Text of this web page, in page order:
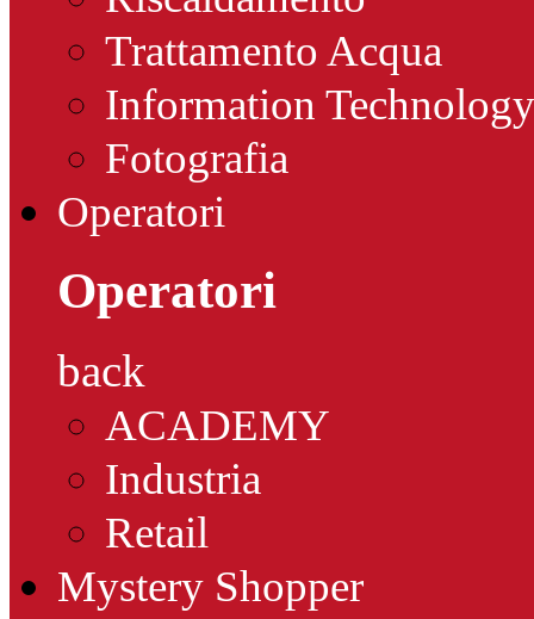
Trattamento Acqua
Information Technology
Fotografia
Operatori
Operatori
back
ACADEMY
Industria
Retail
Mystery Shopper